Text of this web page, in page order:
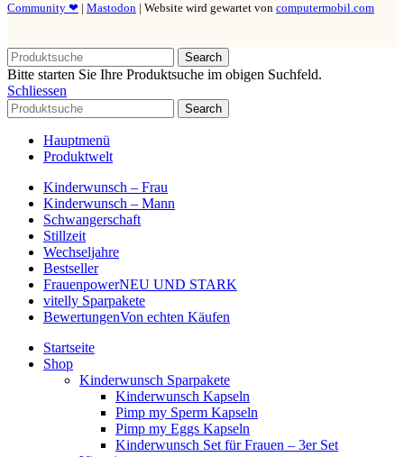
Community ❤ | Mastodon | Website wird gewartet von computermobil.com
Search
Bitte starten Sie Ihre Produktsuche im obigen Suchfeld.
Schliessen
Search
Hauptmenü
Produktwelt
Kinderwunsch – Frau
Kinderwunsch – Mann
Schwangerschaft
Stillzeit
Wechseljahre
Bestseller
FrauenpowerNEU UND STARK
vitelly Sparpakete
BewertungenVon echten Käufen
Startseite
Shop
Kinderwunsch Sparpakete
Kinderwunsch Kapseln
Pimp my Sperm Kapseln
Pimp my Eggs Kapseln
Kinderwunsch Set für Frauen – 3er Set